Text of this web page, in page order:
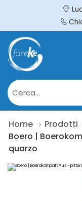
Home Prodotti
Boero |
quarzo